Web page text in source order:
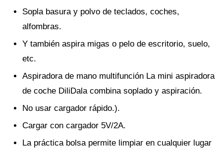
Sopla basura y polvo de teclados, coches,
alfombras.
Y también aspira migas o pelo de escritorio, suelo,
etc.
Aspiradora de mano multifunción La mini aspiradora
de coche DiliDala combina soplado y aspiración.
No usar cargador rápido.).
Cargar con cargador 5V/2A.
La práctica bolsa permite limpiar en cualquier lugar